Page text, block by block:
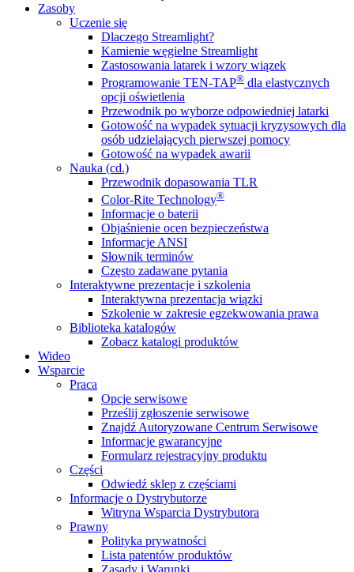
Zasoby
Uczenie się
Dlaczego Streamlight?
Kamienie węgielne Streamlight
Zastosowania latarek i wzory wiązek
Programowanie TEN-TAP® dla elastycznych
opcji oświetlenia
Przewodnik po wyborze odpowiedniej latarki
Gotowość na wypadek sytuacji kryzysowych dla
osób udzielających pierwszej pomocy
Gotowość na wypadek awarii
Nauka (cd.)
Przewodnik dopasowania TLR
Color-Rite Technology®
Informacje o baterii
Objaśnienie ocen bezpieczeństwa
Informacje ANSI
Słownik terminów
Często zadawane pytania
Interaktywne prezentacje i szkolenia
Interaktywna prezentacja wiązki
Szkolenie w zakresie egzekwowania prawa
Biblioteka katalogów
Zobacz katalogi produktów
Wideo
Wsparcie
Praca
Opcje serwisowe
Prześlij zgłoszenie serwisowe
Znajdź Autoryzowane Centrum Serwisowe
Informacje gwarancyjne
Formularz rejestracyjny produktu
Części
Odwiedź sklep z częściami
Informacje o Dystrybutorze
Witryna Wsparcia Dystrybutora
Prawny
Polityka prywatności
Lista patentów produktów